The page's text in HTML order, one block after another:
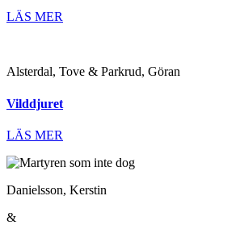
LÄS MER
Alsterdal, Tove & Parkrud, Göran
Vilddjuret
LÄS MER
Danielsson, Kerstin
&